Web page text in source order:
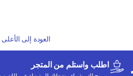
العودة إلى الأعلى
اطلب واستلم من المتجر